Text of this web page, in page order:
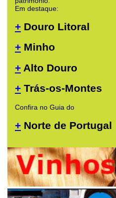
Em destaque:
+ Douro Litoral
+ Minho
+ Alto Douro
+ Trás-os-Montes
Confira no Guia do
+ Norte de Portugal